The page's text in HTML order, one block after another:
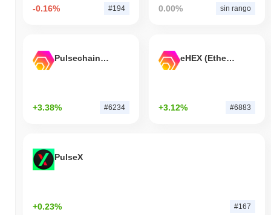
-0.16% #194 0.00% sin rango
Pulsechain Bridged HEX (Pulsechain)
+3.38% #6234
eHEX (Ethereum)
+3.12% #6883
PulseX
+0.23% #167